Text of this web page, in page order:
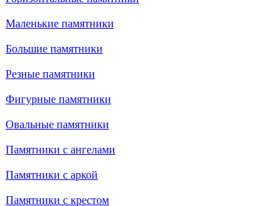
Маленькие памятники
Большие памятники
Резные памятники
Фигурные памятники
Овальные памятники
Памятники с ангелами
Памятники с аркой
Памятники с крестом